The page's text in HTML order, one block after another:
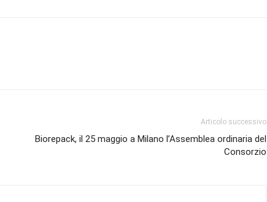
Articolo successivo
Biorepack, il 25 maggio a Milano l’Assemblea ordinaria del
Consorzio